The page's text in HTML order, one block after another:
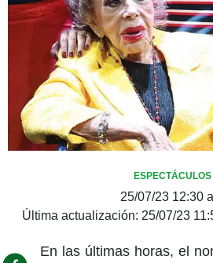
ESPECTÁCULOS
25/07/23 12:30
Última actualización: 25/07/23
En las últimas horas, el